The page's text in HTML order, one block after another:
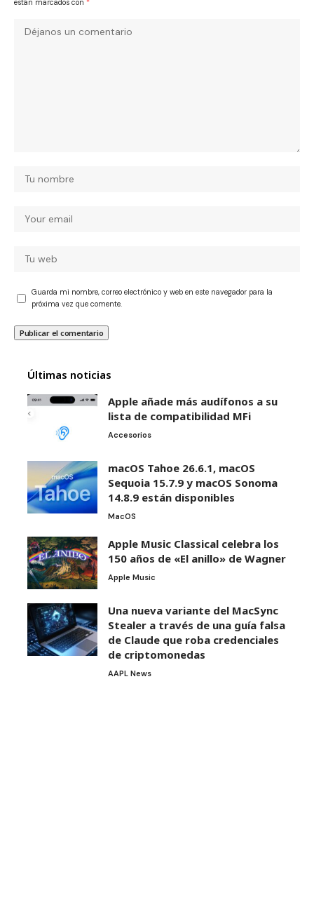
están marcados con *
Guarda mi nombre, correo electrónico y web en este navegador para la
próxima vez que comente.
Últimas noticias
Apple añade más audífonos a su
lista de compatibilidad MFi
Accesorios
macOS Tahoe 26.6.1, macOS
Sequoia 15.7.9 y macOS Sonoma
14.8.9 están disponibles
MacOS
Apple Music Classical celebra los
150 años de «El anillo» de Wagner
Apple Music
Una nueva variante del MacSync
Stealer a través de una guía falsa
de Claude que roba credenciales
de criptomonedas
AAPL News